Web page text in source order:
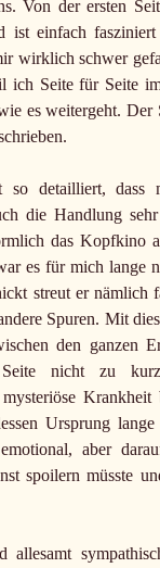
Von der ersten
ist einfach
wirklich schwer
ich Seite für Seite
es weitergeht. Der
so detailliert, dass
die Handlung
das Kopfkino
es für mich lange
streut er nämlich
Spuren. Mit
den ganzen
Seite nicht zu
Ursprung
aber
spoilern müsste
allesamt